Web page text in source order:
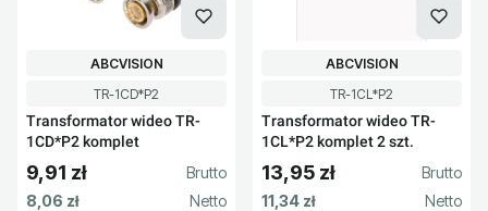
Kod produktu
TR-1CD*P2
Transformator wideo TR-
1CD*P2 komplet
PRODUCENT
ABCVISION
Cena brutto
9,91 zł
Cena netto
8,06 zł
Kod produktu
TR-1CL*P2
Transformator wideo TR-
1CL*P2 komplet 2 szt.
PRODUCENT
ABCVISION
Cena brutto
13,95 zł
Cena netto
11,34 zł